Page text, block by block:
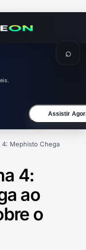
Assistir
4: Mephisto Chega
4:
ao
o
⌕